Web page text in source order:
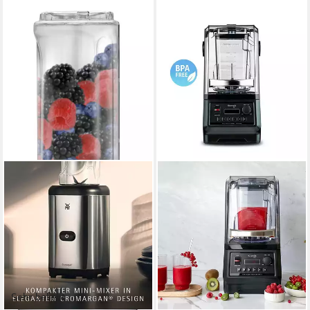
Sehr beliebt